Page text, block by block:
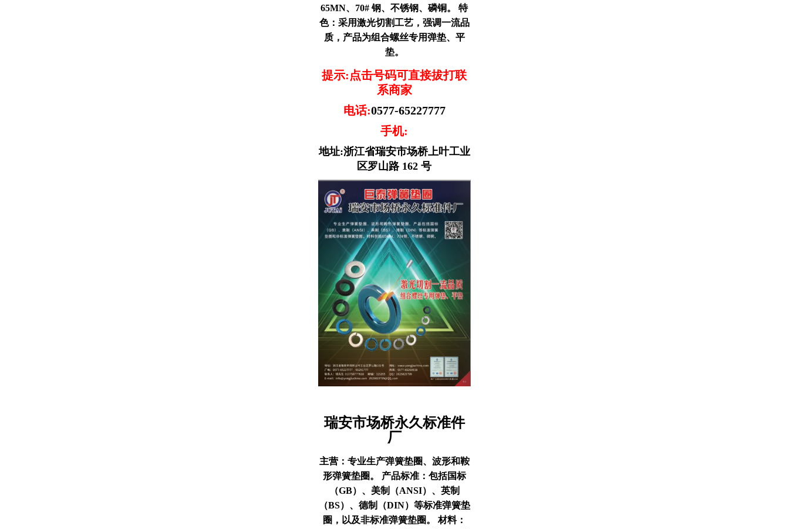
65MN、70# 钢、不锈钢、磷铜。 特
色：采用激光切割工艺，强调一流品
质，产品为组合螺丝专用弹垫、平
垫。
提示:点击号码可直接拔打联
系商家
电话:0577-65227777
手机:
地址:浙江省瑞安市场桥上叶工业
区罗山路 162 号
瑞安市场桥永久标准件
厂
主营： 专业生产弹簧垫圈、波形和鞍
形弹簧垫圈。 产品标准：包括国标
（GB）、美制（ANSI）、英制
（BS）、德制（DIN）等标准弹簧垫
圈，以及非标准弹簧垫圈。 材料：